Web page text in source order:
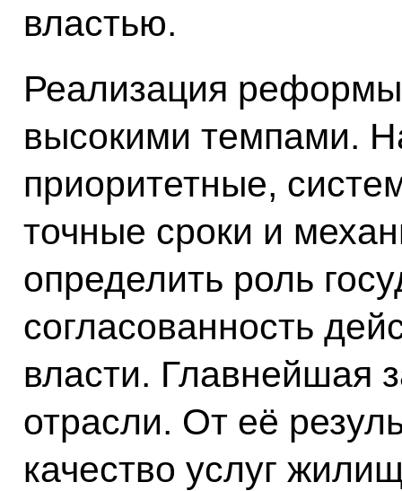
властью.
Реализация реформы
высокими темпами.
приоритетные,
точные сроки и
определить роль
согласованность
власти. Главнейшая
отрасли. От её
качество услуг